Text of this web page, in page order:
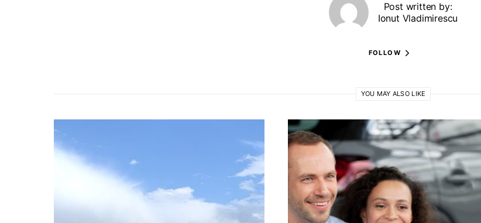
Post written by:
Ionut Vladimirescu
FOLLOW
YOU MAY ALSO LIKE